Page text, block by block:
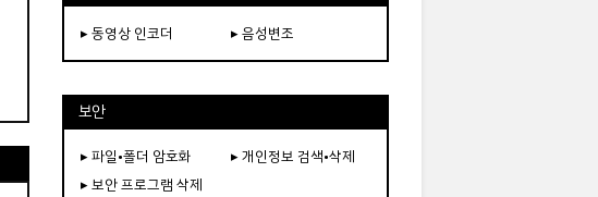
▸ 동영상 인코더 ▸ 음성변조
보안
▸ 파일•폴더 암호화
▸ 개인정보 검색•삭제
▸ 보안 프로그램 삭제